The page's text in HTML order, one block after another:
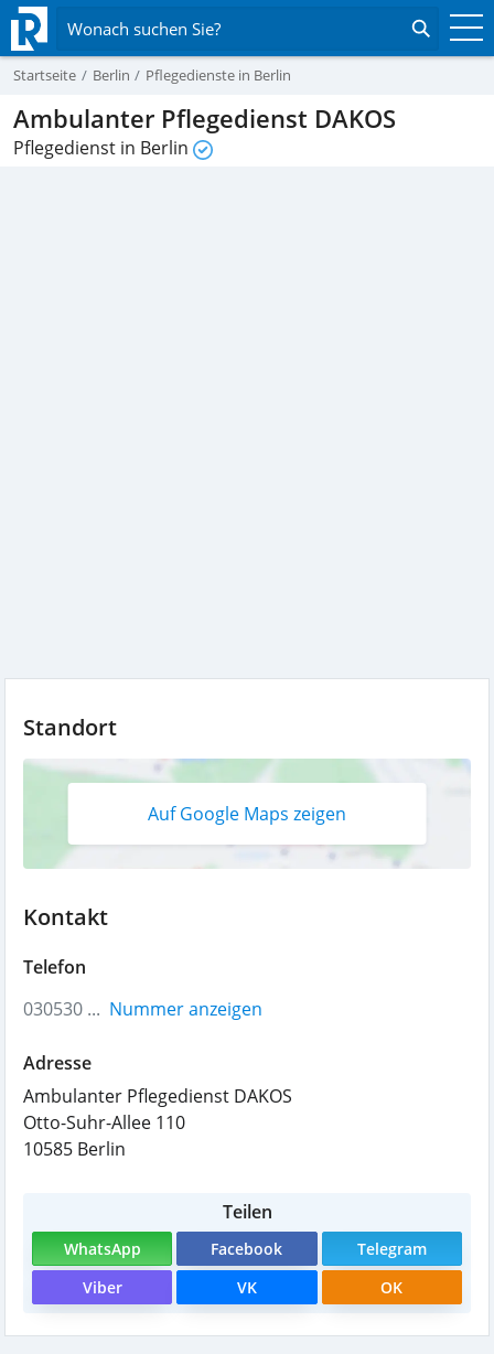
Wonach suchen Sie?
Startseite Berlin Pflegedienste in Berlin
Ambulanter Pflegedienst DAKOS
Pflegedienst in Berlin
Standort
Auf Google Maps zeigen
Kontakt
Telefon
030530 ... Nummer anzeigen
Adresse
Ambulanter Pflegedienst DAKOS
Otto-Suhr-Allee 110
10585 Berlin
Teilen
WhatsApp Facebook
Telegram
Viber
VK OK